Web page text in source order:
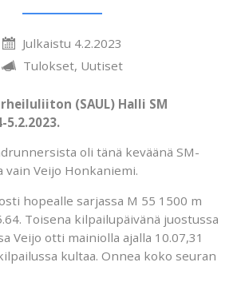
Julkaistu 4.2.2023
Tulokset, Uutiset
(SAUL) Halli SM
oli tänä keväänä SM-
vain Veijo Honkaniemi.
hopealle sarjassa M 55 1500 m
Toisena kilpailupäivänä juostussa
Veijo otti mainiolla ajalla 10.07,31
kultaa. Onnea koko seuran